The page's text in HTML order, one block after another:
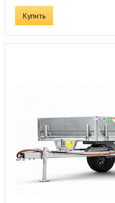
Купить